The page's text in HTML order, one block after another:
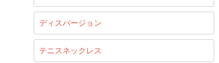
ディスパージョン
テニスネックレス